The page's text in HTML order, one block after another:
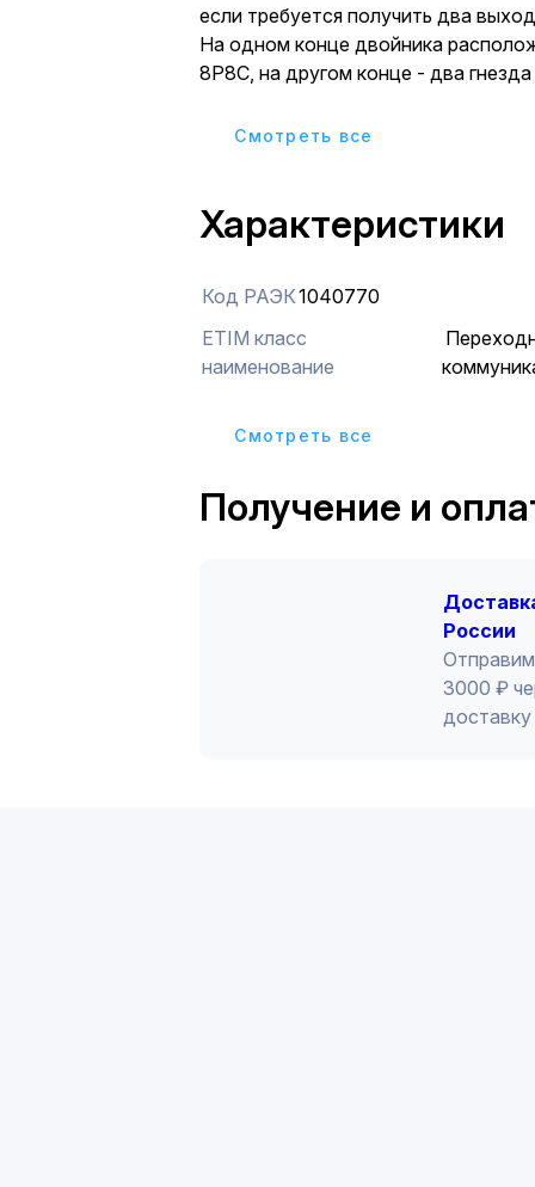
если требуется получить два
На одном конце двойника
8P8C, на другом конце - два
Благодаря двойнику прокладка и
отличается надежностью и
Cмотреть все
Характеристики
Код РАЭК1040770
ETIM класс
наименование
Cмотреть все
Получение и
России
3000 ₽